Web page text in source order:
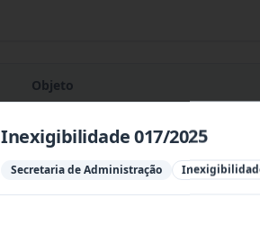
Objeto
REGISTRO DE PREÇOS PARA
Inexigibilidade 017/2025
Secretaria de Administração